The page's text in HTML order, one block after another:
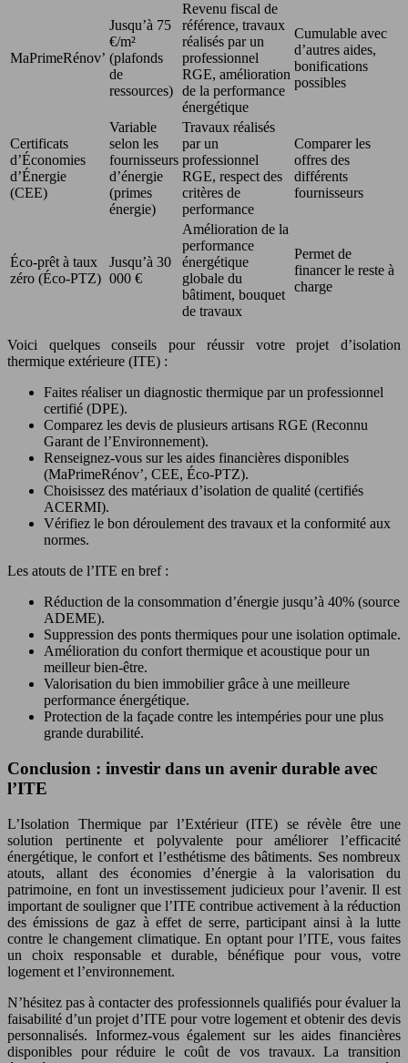
MaPrimeRénov’
Jusqu’à 75
€/m²
(plafonds
de
ressources)
Revenu fiscal de
référence, travaux
réalisés par un
professionnel
RGE, amélioration
de la performance
énergétique
Cumulable avec
d’autres aides,
bonifications
possibles
Certificats
d’Économies
d’Énergie
(CEE)
Variable
selon les
fournisseurs
d’énergie
(primes
énergie)
Travaux réalisés
par un
professionnel
RGE, respect des
critères de
performance
Comparer les
offres des
différents
fournisseurs
Éco-prêt à taux
zéro (Éco-PTZ)
Jusqu’à 30
000 €
Amélioration de la
performance
énergétique
globale du
bâtiment, bouquet
de travaux
Permet de
financer le reste à
charge
Voici quelques conseils pour réussir votre projet d’isolation
thermique extérieure (ITE) :
Faites réaliser un diagnostic thermique par un professionnel
certifié (DPE).
Comparez les devis de plusieurs artisans RGE (Reconnu
Garant de l’Environnement).
Renseignez-vous sur les aides financières disponibles
(MaPrimeRénov’, CEE, Éco-PTZ).
Choisissez des matériaux d’isolation de qualité (certifiés
ACERMI).
Vérifiez le bon déroulement des travaux et la conformité aux
normes.
Les atouts de l’ITE en bref :
Réduction de la consommation d’énergie jusqu’à 40% (source
ADEME).
Suppression des ponts thermiques pour une isolation optimale.
Amélioration du confort thermique et acoustique pour un
meilleur bien-être.
Valorisation du bien immobilier grâce à une meilleure
performance énergétique.
Protection de la façade contre les intempéries pour une plus
grande durabilité.
Conclusion : investir dans un avenir durable avec
l’ITE
L’Isolation Thermique par l’Extérieur (ITE) se révèle être une
solution pertinente et polyvalente pour améliorer l’efficacité
énergétique, le confort et l’esthétisme des bâtiments. Ses nombreux
atouts, allant des économies d’énergie à la valorisation du
patrimoine, en font un investissement judicieux pour l’avenir. Il est
important de souligner que l’ITE contribue activement à la réduction
des émissions de gaz à effet de serre, participant ainsi à la lutte
contre le changement climatique. En optant pour l’ITE, vous faites
un choix responsable et durable, bénéfique pour vous, votre
logement et l’environnement.
N’hésitez pas à contacter des professionnels qualifiés pour évaluer la
faisabilité d’un projet d’ITE pour votre logement et obtenir des devis
personnalisés. Informez-vous également sur les aides financières
disponibles pour réduire le coût de vos travaux. La transition